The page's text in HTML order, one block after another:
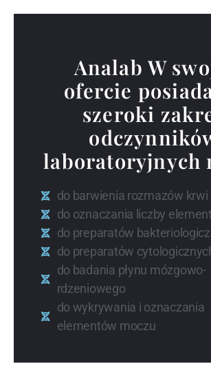
Analab W
ofercie
szeroki
laboratoryjnych
do barwienia rozmazów krwi
do oznaczania liczby
do preparatów
do preparatów
do badania płynu mózgowo-
rdzeniowego
do wykrywania i oznaczania
elementów moczu